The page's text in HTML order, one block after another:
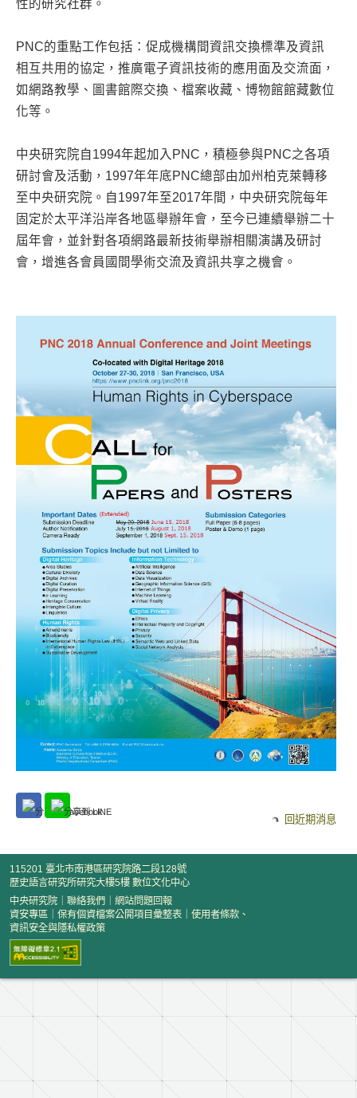
性的研究社群。
PNC的重點工作包括：促成機構間資訊交換標準及資訊
相互共用的協定，推廣電子資訊技術的應用面及交流面，
如網路教學、圖書館際交換、檔案收藏、博物館館藏數位
化等。
中央研究院自1994年起加入PNC，積極參與PNC之各項
研討會及活動，1997年年底PNC總部由加州柏克萊轉移
至中央研究院。自1997年至2017年間，中央研究院每年
固定於太平洋沿岸各地區舉辦年會，至今已連續舉辦二十
屆年會，並針對各項網路最新技術舉辦相關演講及研討
會，增進各會員國間學術交流及資訊共享之機會。
回近期消息
115201 臺北市南港區研究院路二段128號
歷史語言研究所研究大樓5樓 數位文化中心
中央研究院
聯絡我們
網站問題回報
資安專區
保有個資檔案公開項目彙整表
使用者條款、
資訊安全與隱私權政策